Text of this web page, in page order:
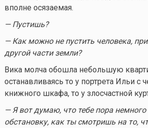
вполне осязаемая.
— Пустишь?
— Как можно не пустить человека,
другой части земли?
Вика молча обошла небольшую
останавливаясь то у портрета Ильи с
книжного шкафа, то у злосчастной
— Я вот думаю, что тебе пора
обстановку, как ты смотришь на то,